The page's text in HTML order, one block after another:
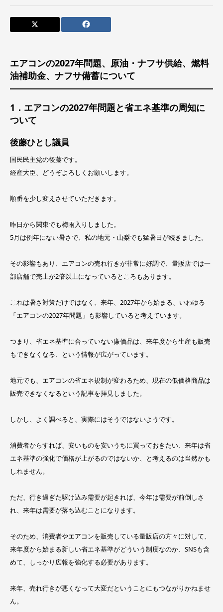
エアコンの2027年問題、原油・ナフサ供給、燃料
油補助金、ナフサ備蓄について
1．エアコンの2027年問題と省エネ基準の周知に
ついて
後藤ひとし議員
国民民主党の後藤です。
経産大臣、どうぞよろしくお願いします。
順番を少し変えさせていただきます。
昨日から関東でも梅雨入りしました。
5月は例年にない暑さで、私の地元・山梨でも猛暑日が続きました。
その影響もあり、エアコンの売れ行きが非常に好調で、量販店では一
部店舗で売上が2倍以上になっているところもあります。
これは暑さ対策だけではなく、来年、2027年から始まる、いわゆる
「エアコンの2027年問題」も影響していると考えています。
つまり、省エネ基準に合っていない廉価品は、来年度から生産も販売
もできなくなる、という情報が広がっています。
地元でも、エアコンの省エネ規制が変わるため、現在の低価格商品は
販売できなくなるという記事を拝見しました。
しかし、よく調べると、実際にはそうではないようです。
消費者からすれば、安いものを安いうちに買っておきたい、来年は省
エネ基準の強化で価格が上がるのではないか、と考えるのは当然かも
しれません。
ただ、行き過ぎた駆け込み需要が起きれば、今年は需要が前倒しさ
れ、来年は需要が落ち込むことになります。
そのため、消費者やエアコンを販売している量販店の方々に対して、
来年度から始まる新しい省エネ基準がどういう制度なのか、SNSも含
めて、しっかり広報を強化する必要があります。
来年、売れ行きが悪くなって大変だということにもつながりかねませ
ん。